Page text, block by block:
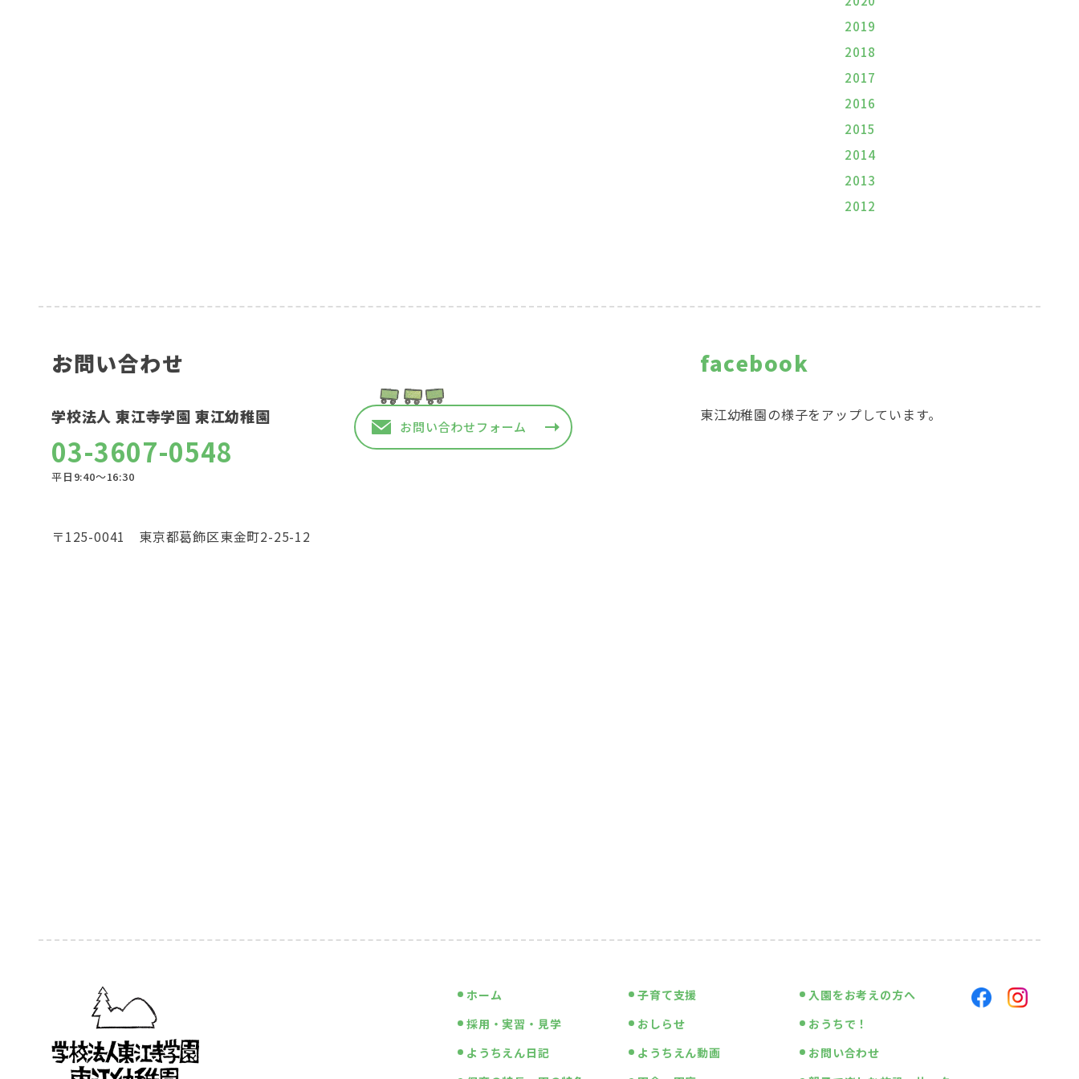
2019
2018
2017
2016
2015
2014
2013
2012
お問い合わせ
学校法人 東江寺学園 東江幼稚園
03-3607-0548
平日9:40〜16:30
お問い合わせフォーム
〒125-0041 東京都葛飾区東金町2-25-12
facebook
東江幼稚園の様子をアップしています。
ホーム 子育て支援
入園をお考えの方へ
採用・実習・見学
おしらせ
おうちで！
ようちえん日記
ようちえん動画
お問い合わせ